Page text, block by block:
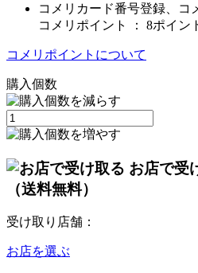
コメリカード番号登録、コ
コメリポイント ： 8ポイン
コメリポイントについて
購入個数
お店で受
（送料無料）
受け取り店舗：
お店を選ぶ